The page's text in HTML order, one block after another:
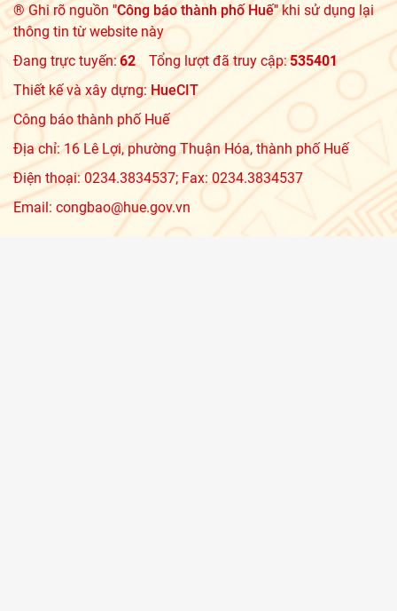
® Ghi rõ nguồn "Công báo thành phố Huế"khi sử dụng lại
thông tin từ website này
Đang trực tuyến:62 Tổng lượt đã truy cập:535401
Thiết kế và xây dựng: HueCIT
Công báo thành phố Huế
Địa chỉ: 16 Lê Lợi, phường Thuận Hóa, thành phố Huế
Điện thoại: 0234.3834537; Fax: 0234.3834537
Email: congbao@hue.gov.vn